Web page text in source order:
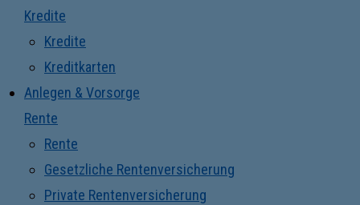
Kredite
Kredite
Kreditkarten
Anlegen & Vorsorge
Rente
Rente
Gesetzliche Rentenversicherung
Private Rentenversicherung